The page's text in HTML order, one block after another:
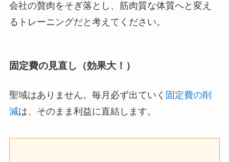
会社の贅肉をそぎ落とし、筋肉質な体質へと変え
るトレーニングだと考えてください。
固定費の見直し（効果大！）
聖域はありません。毎月必ず出ていく 固定費の削
減は、そのまま利益に直結します。